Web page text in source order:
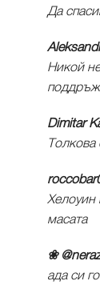
Да
Никой
Хелоуин
масата
❀
ада си